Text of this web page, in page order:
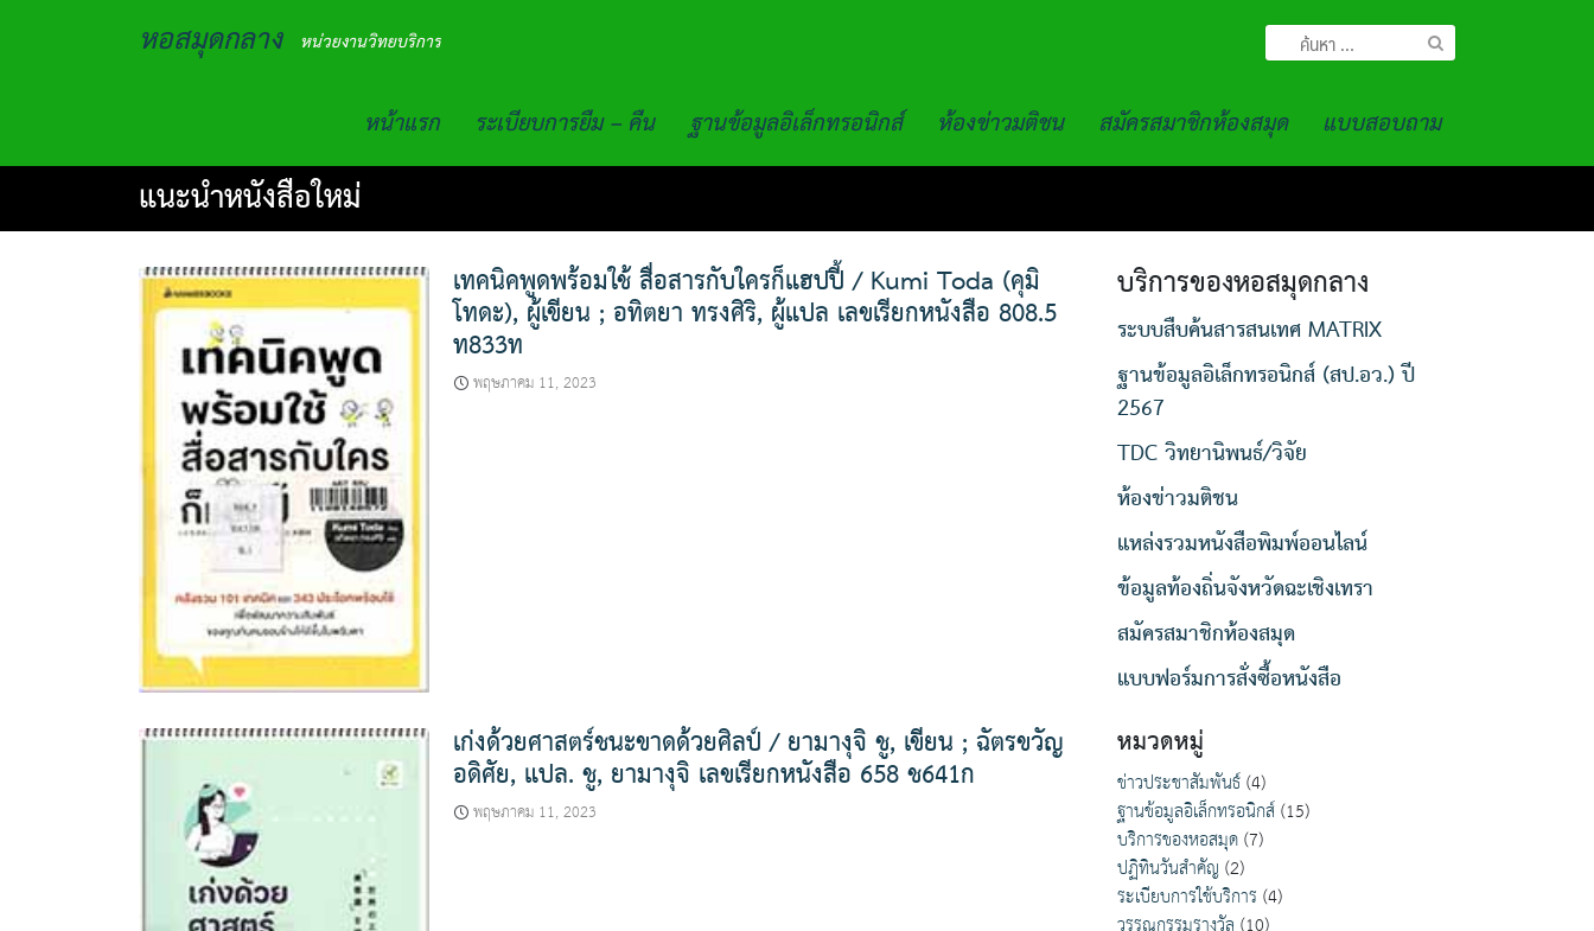
หอสมุดกลาง หน่วยงานวิทยบริการ
ค้นหา
สำหรับ:
หน้าแรก ระเบียบการยืม – คืน ฐานข้อมูลอิเล็กทรอนิกส์ ห้องข่าวมติชน สมัครสมาชิกห้องสมุด แบบสอบถาม
แนะนำหนังสือใหม่
เทคนิคพูดพร้อมใช้ สื่อสารกับใครก็แฮปปี้ / Kumi Toda (คุมิ
โทดะ), ผู้เขียน ; อทิตยา ทรงศิริ, ผู้แปล เลขเรียกหนังสือ 808.5
ท833ท
พฤษภาคม 11, 2023
เก่งด้วยศาสตร์ชนะขาดด้วยศิลป์ / ยามางุจิ ชู, เขียน ; ฉัตรขวัญ
อดิศัย, แปล. ชู, ยามางุจิ เลขเรียกหนังสือ 658 ช641ก
พฤษภาคม 11, 2023
บริการของหอสมุดกลาง
ระบบสืบค้นสารสนเทศ MATRIX
ฐานข้อมูลอิเล็กทรอนิกส์ (สป.อว.) ปี
2567
TDC วิทยานิพนธ์/วิจัย
ห้องข่าวมติชน
แหล่งรวมหนังสือพิมพ์ออนไลน์
ข้อมูลท้องถิ่นจังหวัดฉะเชิงเทรา
สมัครสมาชิกห้องสมุด
แบบฟอร์มการสั่งซื้อหนังสือ
หมวดหมู่
ข่าวประชาสัมพันธ์(4)
ฐานข้อมูลอิเล็กทรอนิกส์(15)
บริการของหอสมุด(7)
ปฏิทินวันสำคัญ(2)
ระเบียบการใช้บริการ (4)